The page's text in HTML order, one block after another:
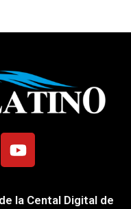
la Cental Digital de